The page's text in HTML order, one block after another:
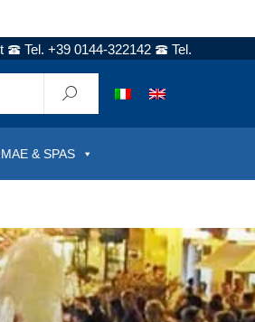
Tel. +39 0144-322142
Tel.
& SPAS